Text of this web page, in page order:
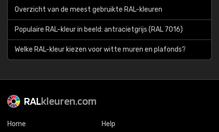
Overzicht van de meest gebruikte RAL-kleuren
Populaire RAL-kleur in beeld: antracietgrijs (RAL 7016)
Welke RAL-kleur kiezen voor witte muren en plafonds?
RALkleuren.com
Home
Help